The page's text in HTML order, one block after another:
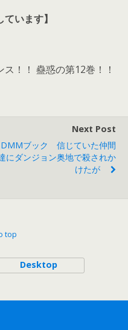
います】
！！ 蠱惑の第12巻！！
Next Post
DMMブック 信じていた仲間
にダンジョン奥地で殺されか
けたが
top
Desktop